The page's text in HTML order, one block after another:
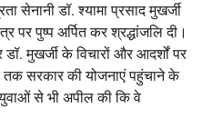
डॉ. श्यामा प्रसाद मुखर्जी
पुष्प अर्पित कर श्रद्धांजलि दी।
मुखर्जी के विचारों और आदर्शों पर
सरकार की योजनाएं पहुंचाने के
से भी अपील की कि वे